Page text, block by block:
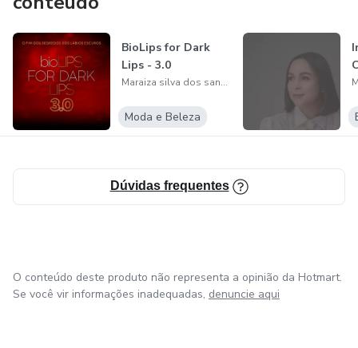
BioLips for Dark
Lips - 3.0
Maraiza silva dos santos
Moda e Beleza
Dúvidas frequentes
O conteúdo deste produto não representa a opinião da Hotmart.
Se você vir informações inadequadas, denuncie aqui